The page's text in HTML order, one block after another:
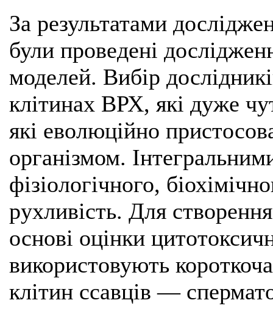
За результатами
були проведені
моделей. Вибір
клітинах ВРХ, які дуже
які еволюційно
організмом.
фізіологічного,
рухливість. Для
основі оцінки
використовують
клітин ссавців —